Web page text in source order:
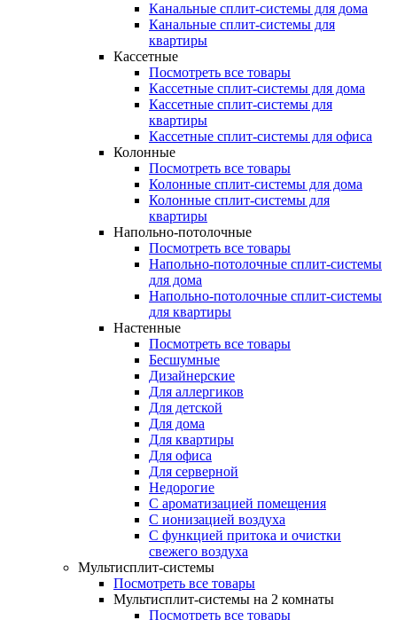
Канальные сплит-системы для дома
Канальные сплит-системы для
квартиры
Кассетные
Посмотреть все товары
Кассетные сплит-системы для дома
Кассетные сплит-системы для
квартиры
Кассетные сплит-системы для офиса
Колонные
Посмотреть все товары
Колонные сплит-системы для дома
Колонные сплит-системы для
квартиры
Напольно-потолочные
Посмотреть все товары
Напольно-потолочные сплит-системы
для дома
Напольно-потолочные сплит-системы
для квартиры
Настенные
Посмотреть все товары
Бесшумные
Дизайнерские
Для аллергиков
Для детской
Для дома
Для квартиры
Для офиса
Для серверной
Недорогие
С ароматизацией помещения
С ионизацией воздуха
С функцией притока и очистки
свежего воздуха
Мультисплит-системы
Посмотреть все товары
Мультисплит-системы на 2 комнаты
Посмотреть все товары